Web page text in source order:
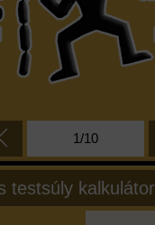
1/10
testsúly kalkulátor